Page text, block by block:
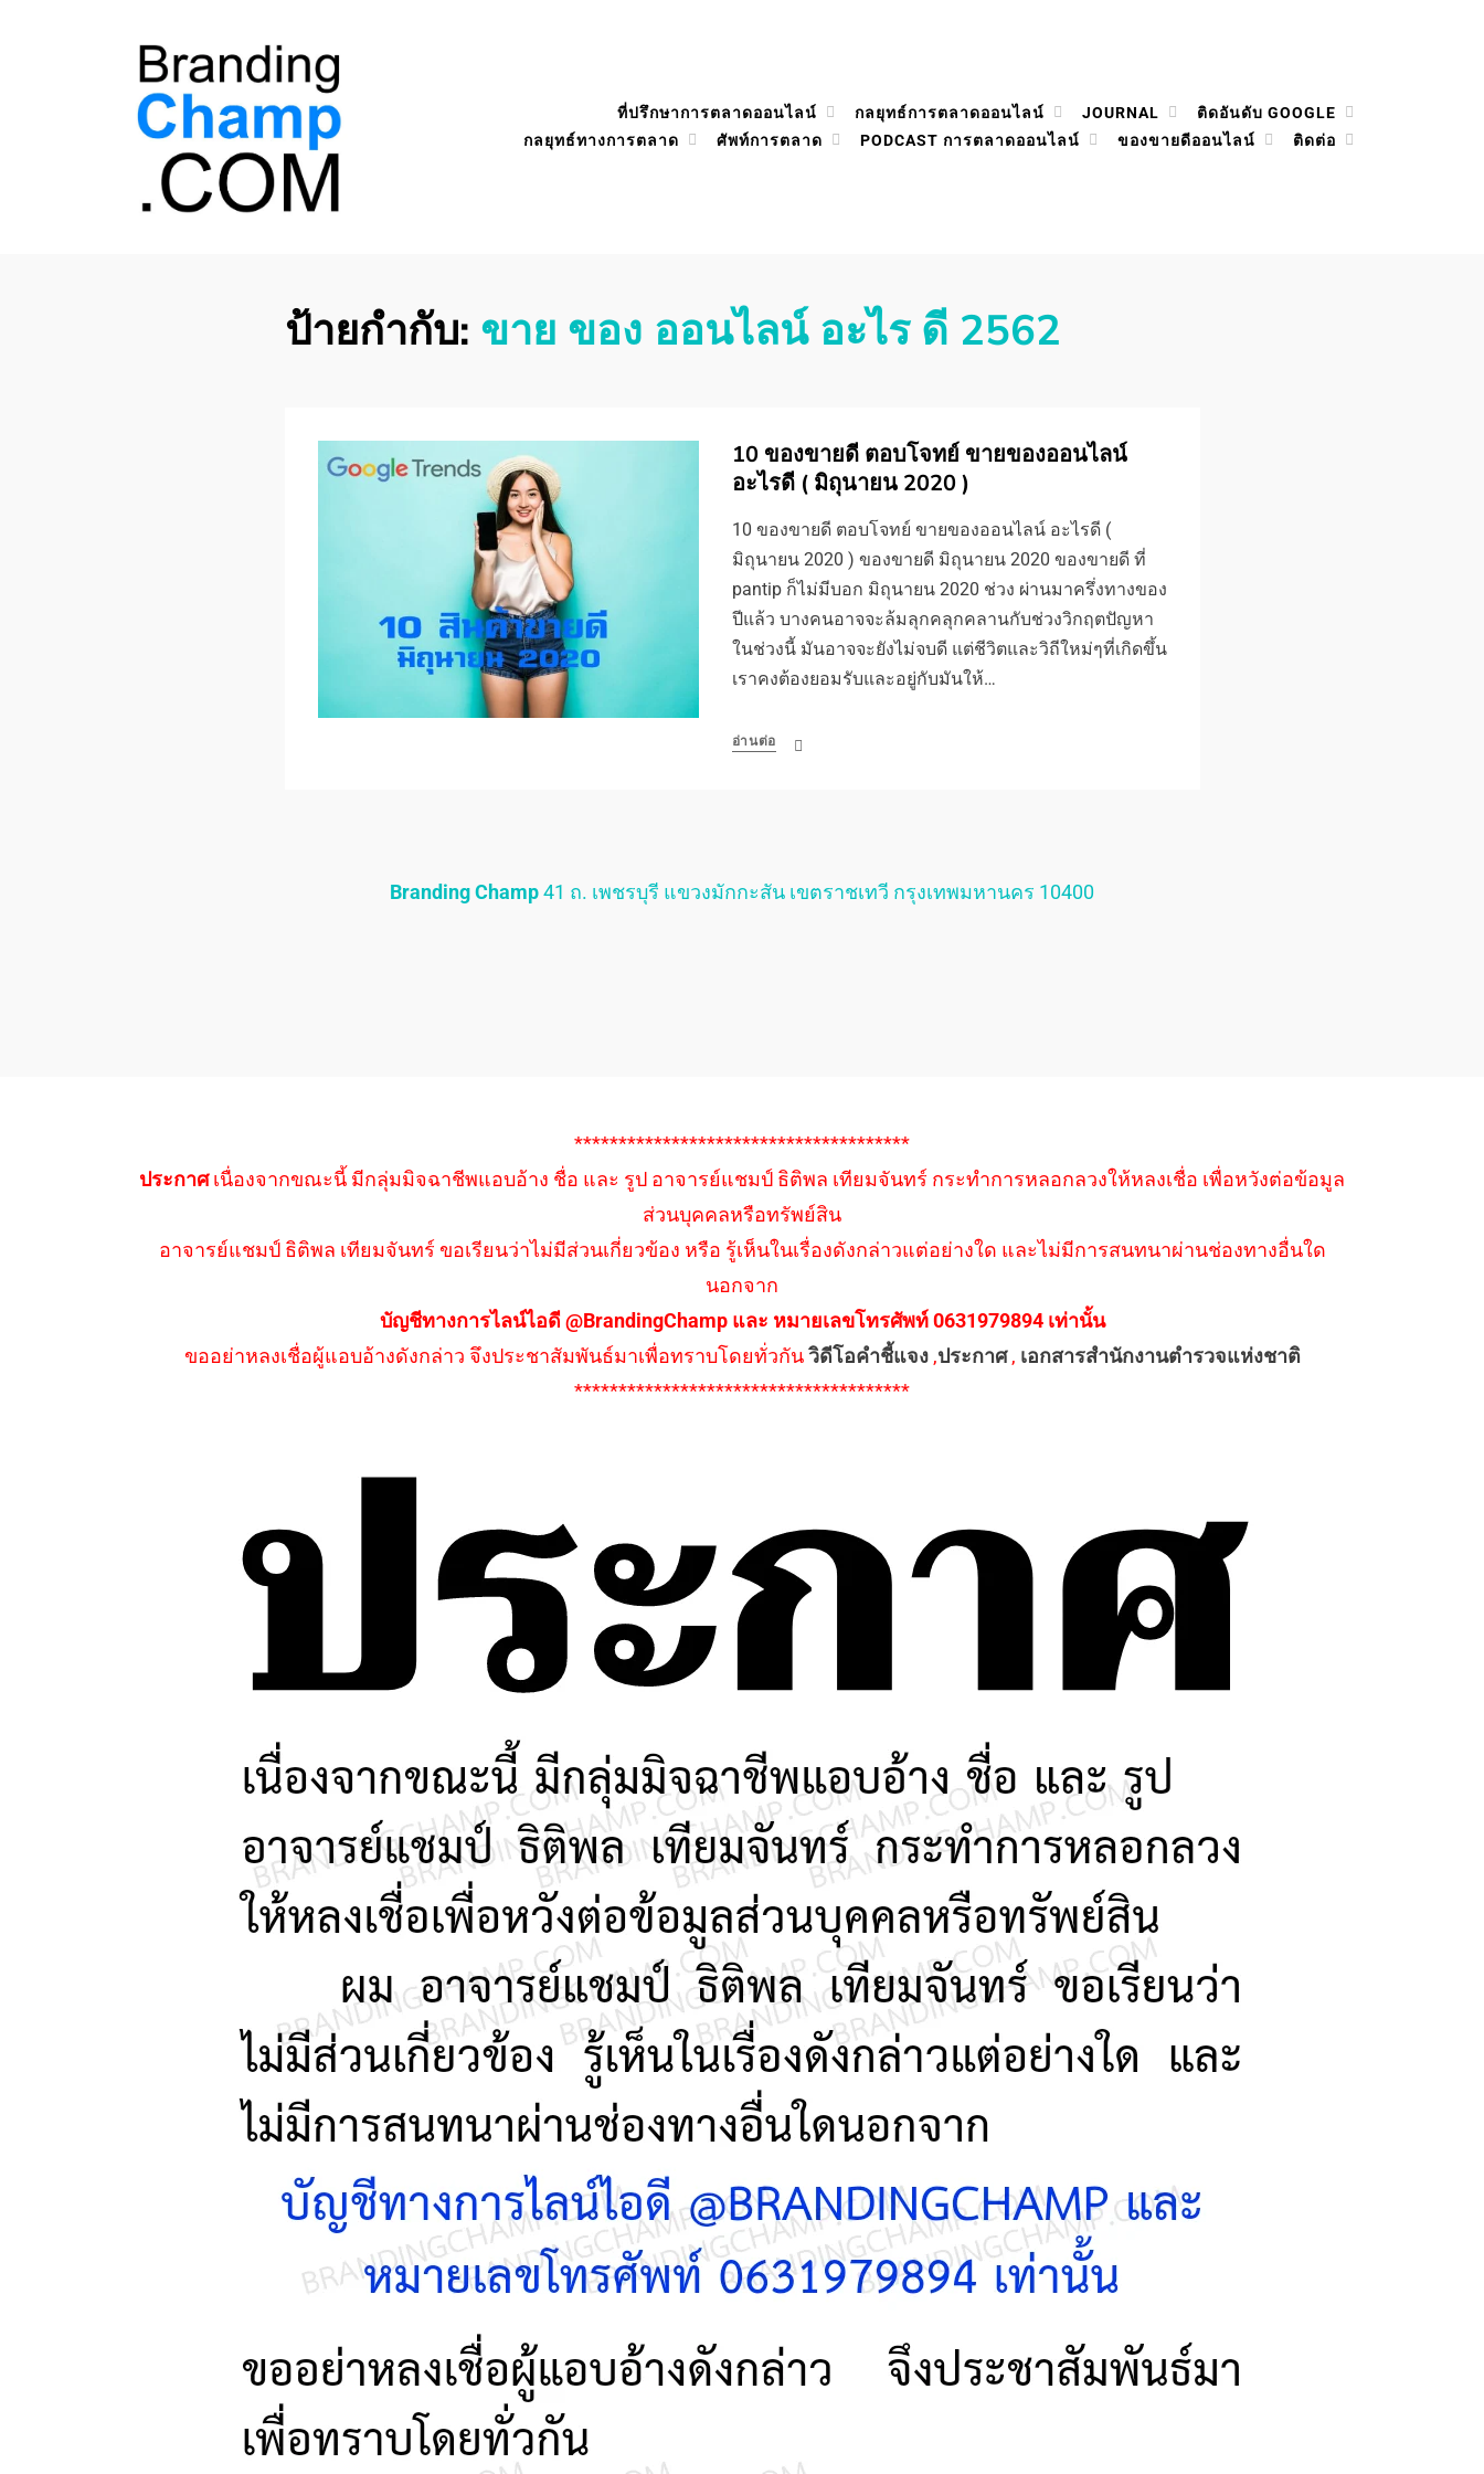
ที่ปรึกษาการตลาดออนไลน์ กลยุทธ์การตลาดออนไลน์ JOURNAL
ติดอันดับ GOOGLE
กลยุทธ์ทางการตลาด
ศัพท์การตลาด PODCAST การตลาดออนไลน์ ของขายดีออนไลน์ ติดต่อ
ป้ายกำกับ: ขาย ของ ออนไลน์ อะไร ดี 2562
10 ของขายดี ตอบโจทย์ ขายของออนไลน์
อะไรดี ( มิถุนายน 2020 )
10 ของขายดี ตอบโจทย์ ขายของออนไลน์ อะไรดี (
มิถุนายน 2020 ) ของขายดี มิถุนายน 2020 ของขายดี ที่
pantip ก็ไม่มีบอก มิถุนายน 2020 ช่วง ผ่านมาครึ่งทางของ
ปีแล้ว บางคนอาจจะล้มลุกคลุกคลานกับช่วงวิกฤตปัญหา
ในช่วงนี้ มันอาจจะยังไม่จบดี แต่ชีวิตและวิถีใหม่ๆที่เกิดขึ้น
เราคงต้องยอมรับและอยู่กับมันให้…
อ่านต่อ
Branding Champ41 ถ. เพชรบุรี แขวงมักกะสัน เขตราชเทวี กรุงเทพมหานคร 10400
**************************************
ประกาศเนื่องจากขณะนี้ มีกลุ่มมิจฉาชีพแอบอ้าง ชื่อ และ รูป อาจารย์แชมป์ ธิติพล เทียมจันทร์ กระทำการหลอกลวงให้หลงเชื่อ เพื่อหวังต่อข้อมูล
ส่วนบุคคลหรือทรัพย์สิน
อาจารย์แชมป์ ธิติพล เทียมจันทร์ ขอเรียนว่าไม่มีส่วนเกี่ยวข้อง หรือ รู้เห็นในเรื่องดังกล่าวแต่อย่างใด และไม่มีการสนทนาผ่านช่องทางอื่นใด
นอกจาก
บัญชีทางการไลน์ไอดี @BrandingChamp และ หมายเลขโทรศัพท์ 0631979894 เท่านั้น
ขออย่าหลงเชื่อผู้แอบอ้างดังกล่าว จึงประชาสัมพันธ์มาเพื่อทราบโดยทั่วกันวิดีโอคำชี้แจง,ประกาศ, เอกสารสำนักงานตำรวจแห่งชาติ
**************************************